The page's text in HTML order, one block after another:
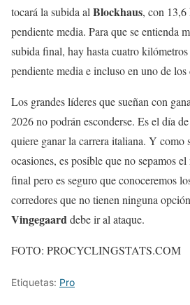
tocará la subida al Blockhaus, con
pendiente media. Para que se entienda
subida final, hay hasta cuatro
pendiente media e incluso en uno de los
Los grandes líderes que sueñan con
2026 no podrán esconderse. Es el día
quiere ganar la carrera italiana. Y como
ocasiones, es posible que no sepamos
final pero es seguro que conoceremos
corredores que no tienen ninguna
Vingegaarddebe ir al ataque.
FOTO: PROCYCLINGSTATS.COM
Etiquetas: Pro